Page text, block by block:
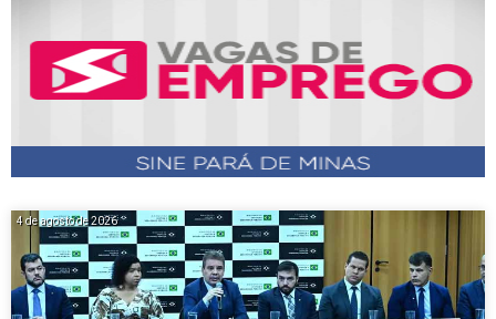
4 de agosto de 2026